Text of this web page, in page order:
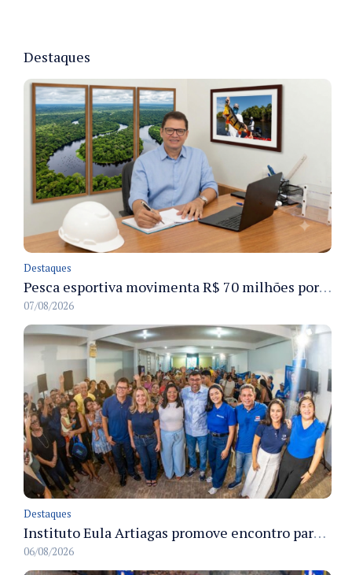
Destaques
Destaques
Pesca esportiva movimenta R$ 70 milhões por ano e ganha espaço na economia sustentável do Amazonas
07/08/2026
Destaques
Instituto Eula Artiagas promove encontro para discutir melhorias para o bairro Petrópolis
06/08/2026